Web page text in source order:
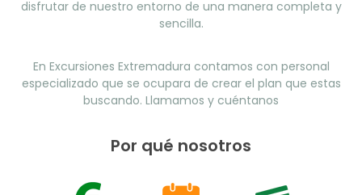
disfrutar de nuestro entorno de una manera completa y
sencilla.
En Excursiones Extremadura contamos con personal
especializado que se ocupara de crear el plan que estas
buscando. Llamamos y cuéntanos
Por qué nosotros